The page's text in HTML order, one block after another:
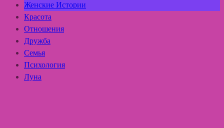
Женские Истории
Красота
Отношения
Дружба
Семья
Психология
Луна